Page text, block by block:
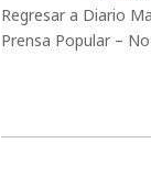
Regresar a Diario
Prensa Popular –